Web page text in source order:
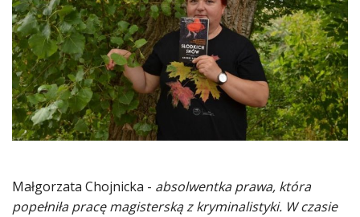
Małgorzata Chojnicka - absolwentka prawa, która
popełniła pracę magisterską z kryminalistyki. W czasie